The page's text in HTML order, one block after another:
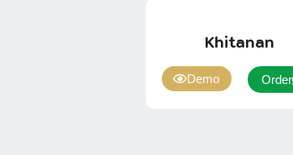
Khitanan
Demo Order